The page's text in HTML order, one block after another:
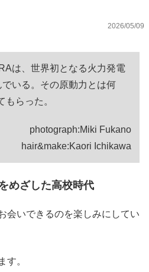
2026/05/09
は、世界初となる火力発電
でいる。その原動力とは何
らった。
photograph:Miki Fukano
hair&make:Kaori Ichikawa
めざした高校時代
会いできるのを楽しみにしてい
す。